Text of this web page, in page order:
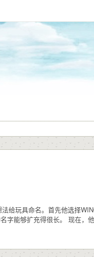
给玩具命名。首先他选择
字能够扩充得很长。 现在，